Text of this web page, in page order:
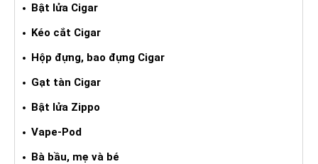
Bật lửa Cigar
Kéo cắt Cigar
Hộp đựng, bao đựng Cigar
Gạt tàn Cigar
Bật lửa Zippo
Vape-Pod
Bà bầu, mẹ và bé